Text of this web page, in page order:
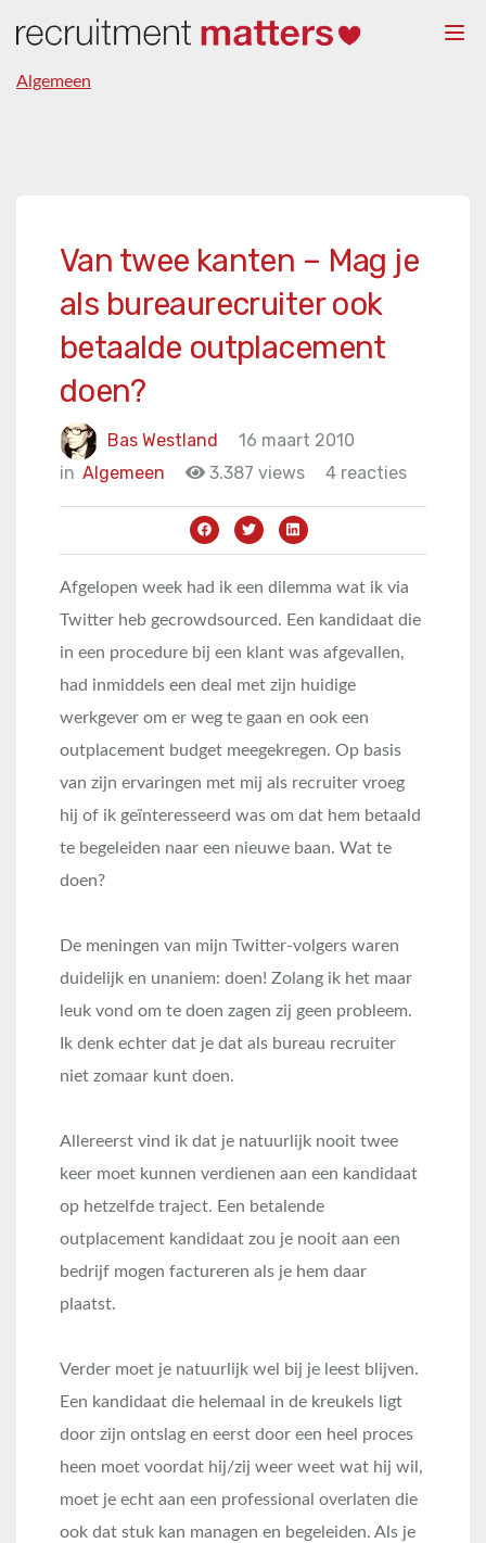
Algemeen
Van twee kanten – Mag je
als bureaurecruiter ook
betaalde outplacement
doen?
Bas Westland
16 maart 2010
in Algemeen 3.387 views 4 reacties
Afgelopen week had ik een dilemma wat ik via
Twitter heb gecrowdsourced. Een kandidaat die
in een procedure bij een klant was afgevallen,
had inmiddels een deal met zijn huidige
werkgever om er weg te gaan en ook een
outplacement budget meegekregen. Op basis
van zijn ervaringen met mij als recruiter vroeg
hij of ik geïnteresseerd was om dat hem betaald
te begeleiden naar een nieuwe baan. Wat te
doen?
De meningen van mijn Twitter-volgers waren
duidelijk en unaniem: doen! Zolang ik het maar
leuk vond om te doen zagen zij geen probleem.
Ik denk echter dat je dat als bureau recruiter
niet zomaar kunt doen.
Allereerst vind ik dat je natuurlijk nooit twee
keer moet kunnen verdienen aan een kandidaat
op hetzelfde traject. Een betalende
outplacement kandidaat zou je nooit aan een
bedrijf mogen factureren als je hem daar
plaatst.
Verder moet je natuurlijk wel bij je leest blijven.
Een kandidaat die helemaal in de kreukels ligt
door zijn ontslag en eerst door een heel proces
heen moet voordat hij/zij weer weet wat hij wil,
moet je echt aan een professional overlaten die
ook dat stuk kan managen en begeleiden. Als je